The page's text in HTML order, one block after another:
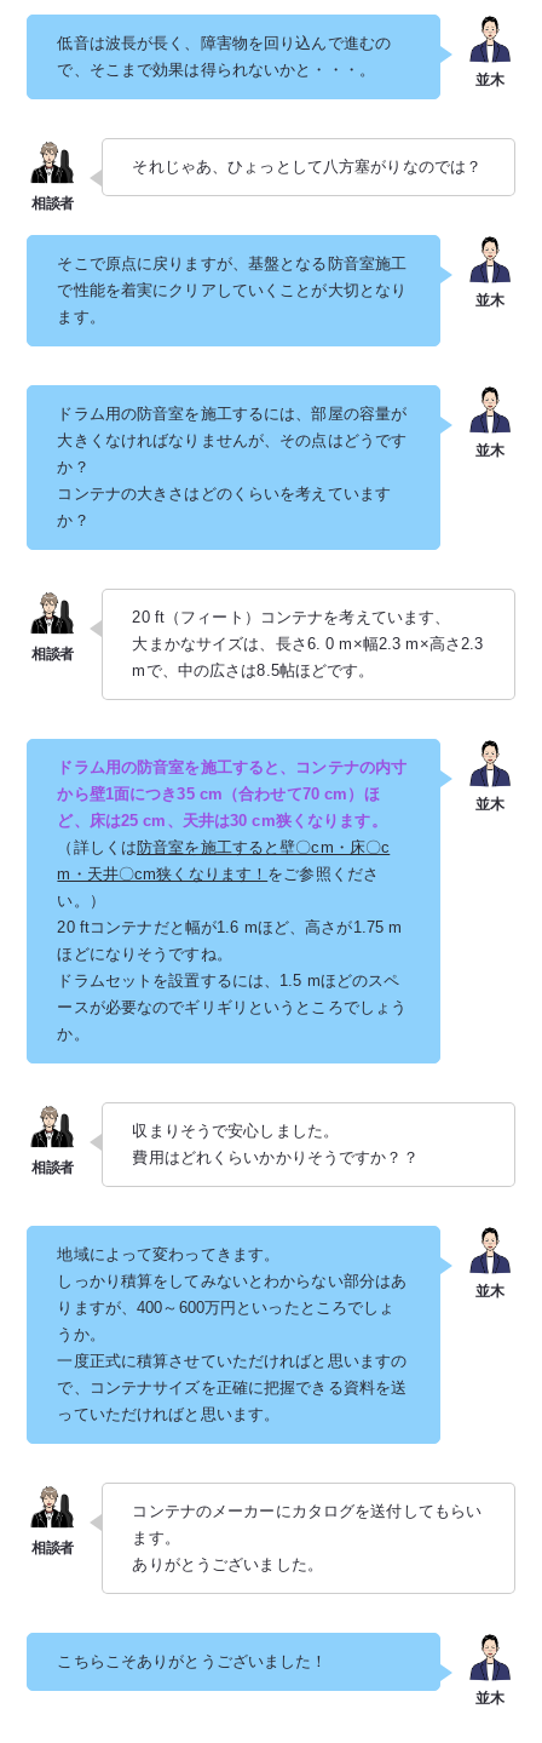
低音は波長が長く、障害物を回り込んで進むの
で、そこまで効果は得られないかと・・・。
それじゃあ、ひょっとして八方塞がりなのでは？
そこで原点に戻りますが、基盤となる防音室施工
で性能を着実にクリアしていくことが大切となり
ます。
ドラム用の防音室を施工するには、部屋の容量が
大きくなければなりませんが、その点はどうです
か？
コンテナの大きさはどのくらいを考えています
か？
20 ft（フィート）コンテナを考えています、
大まかなサイズは、長さ6. 0 m×幅2.3 m×高さ2.3
mで、中の広さは8.5帖ほどです。
ドラム用の防音室を施工すると、コンテナの内寸
から壁1面につき35 cm（合わせて70 cm）ほ
ど、床は25 cm、天井は30 cm狭くなります。
（詳しくは防音室を施工すると壁〇cm・床〇c
m・天井〇cm狭くなります！ をご参照くださ
い。）
20 ftコンテナだと幅が1.6 mほど、高さが1.75 m
ほどになりそうですね。
ドラムセットを設置するには、1.5 mほどのスペ
ースが必要なのでギリギリというところでしょう
か。
収まりそうで安心しました。
費用はどれくらいかかりそうですか？？
地域によって変わってきます。
しっかり積算をしてみないとわからない部分はあ
りますが、400～600万円といったところでしょ
うか。
一度正式に積算させていただければと思いますの
で、コンテナサイズを正確に把握できる資料を送
っていただければと思います。
コンテナのメーカーにカタログを送付してもらい
ます。
ありがとうございました。
こちらこそありがとうございました！